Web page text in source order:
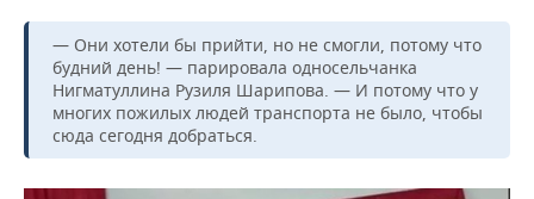
— Они хотели бы прийти, но не смогли, потому что
будний день! — парировала односельчанка
Нигматуллина Рузиля Шарипова. — И потому что у
многих пожилых людей транспорта не было, чтобы
сюда сегодня добраться.